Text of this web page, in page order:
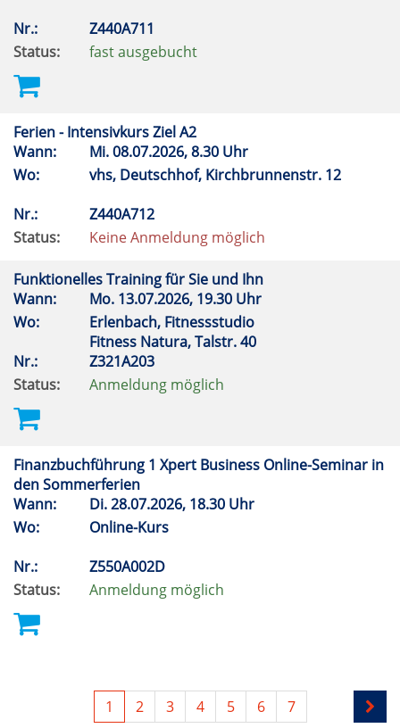
Nr.:
Z440A711
Status:
fast ausgebucht
Ferien - Intensivkurs Ziel A2
Wann:
Mi.08.07.2026, 8.30 Uhr
Wo:
vhs, Deutschhof, Kirchbrunnenstr. 12
Nr.:
Z440A712
Status:
Keine Anmeldung möglich
Funktionelles Training für Sie und Ihn
Wann:
Mo. 13.07.2026, 19.30 Uhr
Wo:
Erlenbach, Fitnessstudio
Fitness Natura, Talstr. 40
Nr.:
Z321A203
Status:
Anmeldung möglich
Finanzbuchführung 1 Xpert Business Online-Seminar in
den Sommerferien
Wann:
Di.28.07.2026, 18.30 Uhr
Wo:
Online-Kurs
Nr.:
Z550A002D
Status:
Anmeldung möglich
1 2 3 4 5 6 7